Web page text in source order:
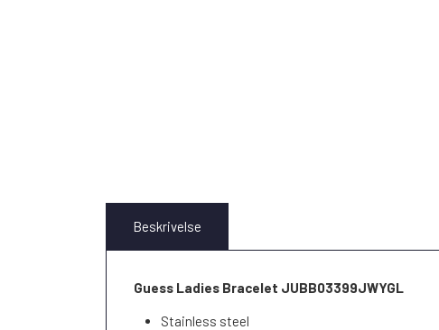
Beskrivelse
Guess Ladies Bracelet JUBB03399JWYGL
Stainless steel